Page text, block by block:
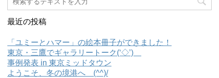
最近の投稿
「ユミーとハマー」の絵本冊子ができました！
東京・三鷹でギャラリートーク(‘◇’)ゞ
事例発表 in 東京ミッドタウン
ようこそ、冬の境港へ (^^)/